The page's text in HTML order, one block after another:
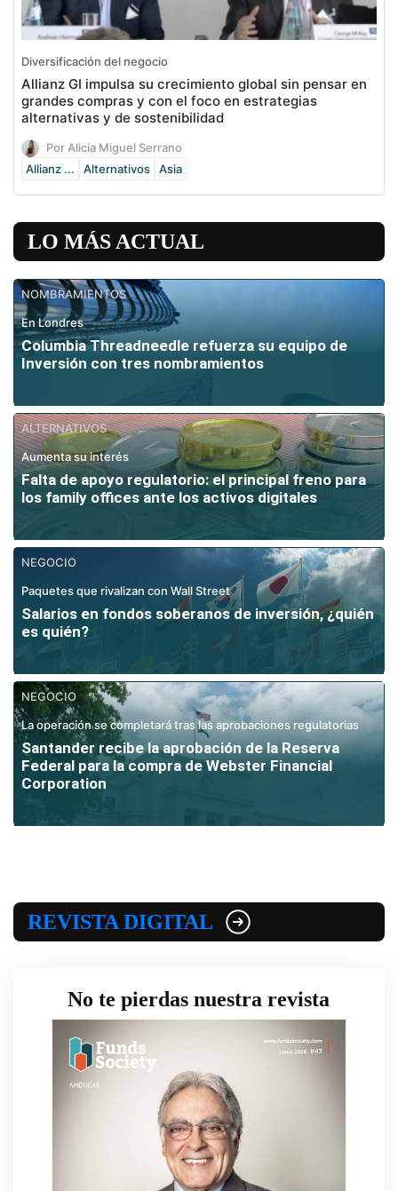
Diversificación del negocio
Allianz GI impulsa su crecimiento global sin pensar en
grandes compras y con el foco en estrategias
alternativas y de sostenibilidad
Por Alicia Miguel Serrano
Allianz ...
Alternativos Asia
LO MÁS ACTUAL
NOMBRAMIENTOS
En Londres
Columbia Threadneedle refuerza su equipo de
Inversión con tres nombramientos
ALTERNATIVOS
Aumenta su interés
Falta de apoyo regulatorio: el principal freno para
los family offices ante los activos digitales
NEGOCIO
Paquetes que rivalizan con Wall Street
Salarios en fondos soberanos de inversión, ¿quién
es quién?
NEGOCIO
La operación se completará tras las aprobaciones regulatorias
Santander recibe la aprobación de la Reserva
Federal para la compra de Webster Financial
Corporation
REVISTA DIGITAL
No te pierdas nuestra revista